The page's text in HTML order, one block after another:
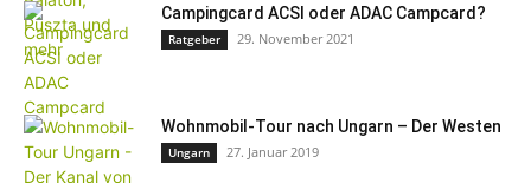
Campingcard ACSI oder ADAC Campcard?
Ratgeber 29. November 2021
Wohnmobil-Tour nach Ungarn – Der Westen
Ungarn 27. Januar 2019